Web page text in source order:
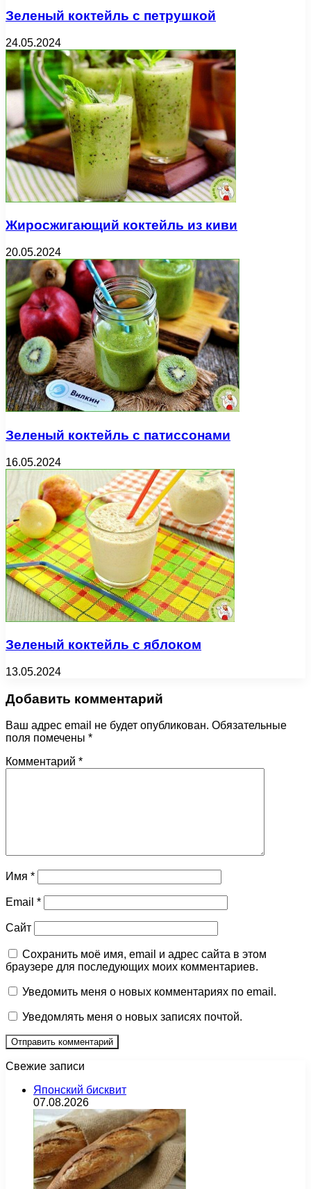
Зеленый коктейль с петрушкой
24.05.2024
Жиросжигающий коктейль из киви
20.05.2024
Зеленый коктейль с патиссонами
16.05.2024
Зеленый коктейль с яблоком
13.05.2024
Добавить комментарий
Ваш адрес email не будет опубликован. Обязательные
поля помечены *
Комментарий *
Имя *
Email *
Сайт
Сохранить моё имя, email и адрес сайта в этом
браузере для последующих моих комментариев.
Уведомить меня о новых комментариях по email.
Уведомлять меня о новых записях почтой.
Свежие записи
Японский бисквит
07.08.2026